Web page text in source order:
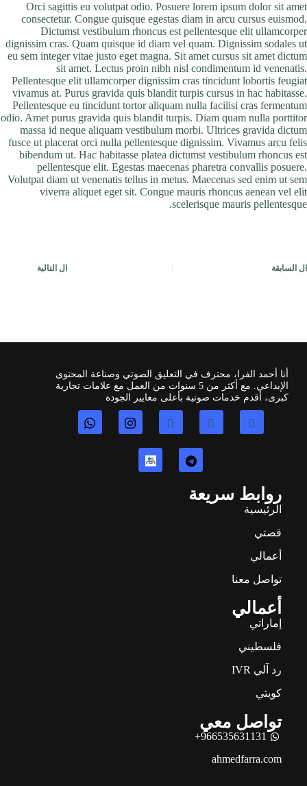
Orci sagittis eu volutpat odio. Posuere lorem ipsum dolor sit amet
consectetur. Congue quisque egestas diam in arcu cursus euismod.
Dictumst vestibulum rhoncus est pellentesque elit ullamcorper
dignissim cras. Quam quisque id diam vel quam. Dignissim sodales ut
eu sem integer vitae justo eget magna. Sit amet cursus sit amet dictum
sit amet. Lectus proin nibh nisl condimentum id venenatis.
Pellentesque elit ullamcorper dignissim cras tincidunt lobortis feugiat
vivamus at. Purus gravida quis blandit turpis cursus in hac habitasse.
Pellentesque eu tincidunt tortor aliquam nulla facilisi cras fermentum
odio. Amet purus gravida quis blandit turpis. Diam quam nulla porttitor
massa id neque aliquam vestibulum morbi. Ultrices gravida dictum
fusce ut placerat orci nulla pellentesque dignissim. Vivamus arcu felis
bibendum ut. Hac habitasse platea dictumst vestibulum rhoncus est
pellentesque elit. Egestas maecenas pharetra convallis posuere.
Volutpat diam ut venenatis tellus in metus. Maecenas sed enim ut sem
viverra aliquet eget sit. Congue mauris rhoncus aenean vel elit
scelerisque mauris pellentesque.
ال السابقة ال التالية
أنا أحمد الفرا، محترف في التعليق الصوتي وصناعة المحتوى
الإبداعي. مع أكثر من 5 سنوات من العمل مع علامات تجارية
كبرى، أقدم خدمات صوتية بأعلى معايير الجودة
روابط سريعة
الرئيسية
قصتي
أعمالي
تواصل معنا
أعمالي
إماراتي
فلسطيني
رد آلي IVR
كويتي
تواصل معي
966535631131+
ahmedfarra.com